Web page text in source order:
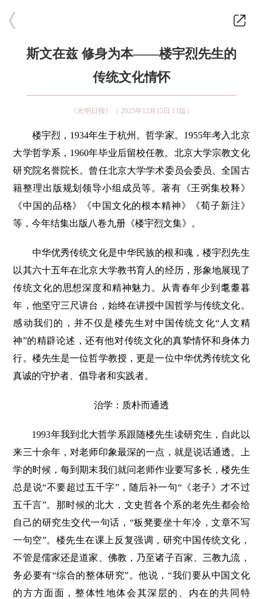
斯文在兹 修身为本——楼宇烈先生的
传统文化情怀
《光明日报》（ 2025年12月15日 11版）
楼宇烈，1934年生于杭州。哲学家。1955年考入北京
大学哲学系，1960年毕业后留校任教。北京大学宗教文化
研究院名誉院长。曾任北京大学学术委员会委员、全国古
籍整理出版规划领导小组成员等。著有《王弼集校释》
《中国的品格》《中国文化的根本精神》《荀子新注》
等，今年结集出版八卷九册《楼宇烈文集》。
中华优秀传统文化是中华民族的根和魂，楼宇烈先生
以其六十五年在北京大学教书育人的经历，形象地展现了
传统文化的思想深度和精神魅力。从青春年少到耄耋暮
年，他坚守三尺讲台，始终在讲授中国哲学与传统文化。
感动我们的，并不仅是楼先生对中国传统文化“人文精
神”的精辟论述，还有他对传统文化的真挚情怀和身体力
行。楼先生是一位哲学教授，更是一位中华优秀传统文化
真诚的守护者、倡导者和实践者。
治学：质朴而通透
1993年我到北大哲学系跟随楼先生读研究生，自此以
来三十余年，对老师印象最深的一点，就是说话通透。上
学的时候，每到期末我们就问老师作业要写多长，楼先生
总是说“不要超过五千字”，随后补一句“《老子》才不过
五千言”。那时候的北大，文史哲各个系的老先生都会给
自己的研究生交代一句话，“板凳要坐十年冷，文章不写
一句空”。楼先生在课上反复强调，研究中国传统文化，
不管是儒家还是道家、佛教，乃至诸子百家、三教九流，
务必要有“综合的整体研究”。他说，“我们要从中国文化
的方方面面，整体性地体会其深层的、内在的共同特